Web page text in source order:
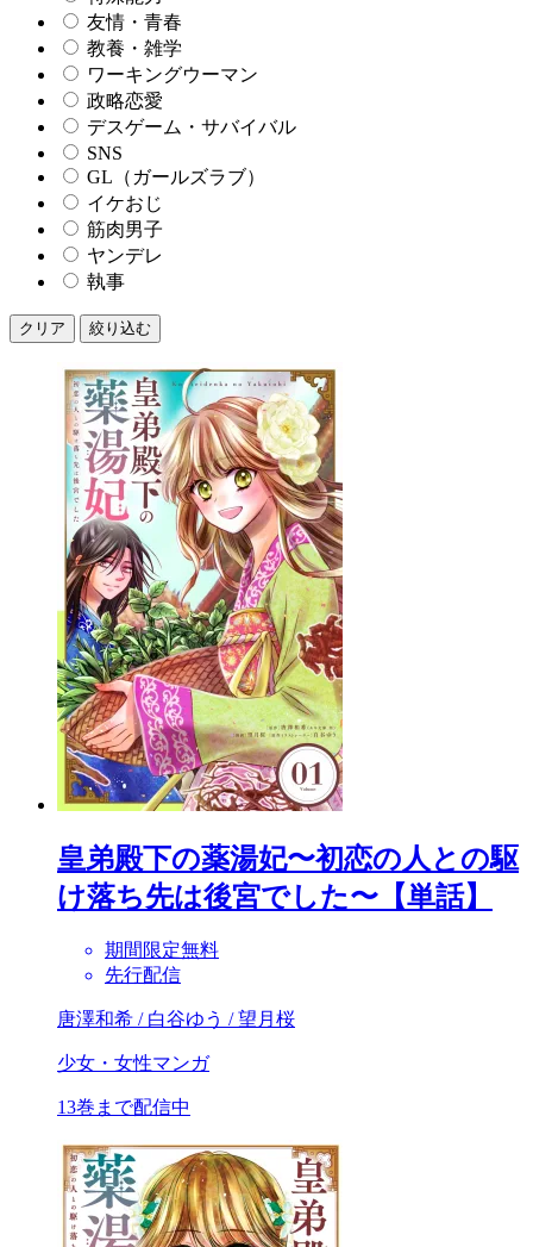
友情・青春
教養・雑学
ワーキングウーマン
政略恋愛
デスゲーム・サバイバル
SNS
GL（ガールズラブ）
イケおじ
筋肉男子
ヤンデレ
執事
クリア 絞り込む
皇弟殿下の薬湯妃〜初恋の人との駆
け落ち先は後宮でした〜【単話】
期間限定無料
先行配信
唐澤和希 / 白谷ゆう / 望月桜
少女・女性マンガ
13巻まで配信中